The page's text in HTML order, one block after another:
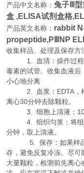
产品中文名称：兔子Ⅲ型
盒 ,ELISA试剂盒格
产品英文名称： rabbit
propeptide,PⅢNP
收集样品、处理及保存方
1. 血清：操作过程中
毒素的试管。收集血液
小心地分离
2. 血浆：EDTA，柠
离心30分钟去除颗粒。
3. 细胞上清液：
4. 组织匀浆：将组织
分钟，取上清液。
5. 保存：如果样品不
存，避免反复冷冻。尽可
大量颗粒，检测前先离